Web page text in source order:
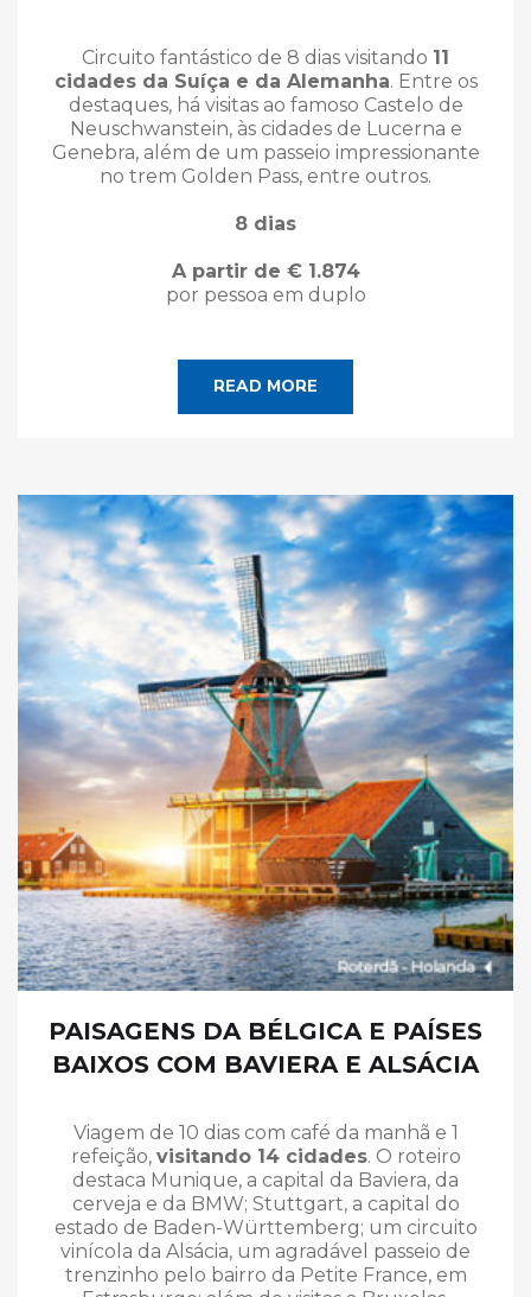
Circuito fantástico de 8 dias visitando 11
cidades da Suíça e da Alemanha. Entre os
destaques, há visitas ao famoso Castelo de
Neuschwanstein, às cidades de Lucerna e
Genebra, além de um passeio impressionante
no trem Golden Pass, entre outros.
8 dias
A partir de € 1.874
por pessoa em duplo
READ MORE
PAISAGENS DA BÉLGICA E PAÍSES
BAIXOS COM BAVIERA E ALSÁCIA
Viagem de 10 dias com café da manhã e 1
refeição, visitando 14 cidades. O roteiro
destaca Munique, a capital da Baviera, da
cerveja e da BMW; Stuttgart, a capital do
estado de Baden-Württemberg; um circuito
vinícola da Alsácia, um agradável passeio de
trenzinho pelo bairro da Petite France, em